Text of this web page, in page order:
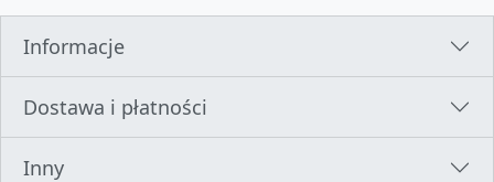
Informacje
Dostawa i płatności
Inny